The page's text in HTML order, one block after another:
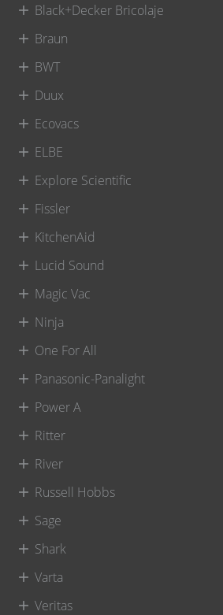
Black+Decker Bricolaje
Braun
BWT
Duux
Ecovacs
ELBE
Explore Scientific
Fissler
KitchenAid
Lucid Sound
Magic Vac
Ninja
One For All
Panasonic-Panalight
Power A
Ritter
River
Russell Hobbs
Sage
Shark
Varta
Veritas